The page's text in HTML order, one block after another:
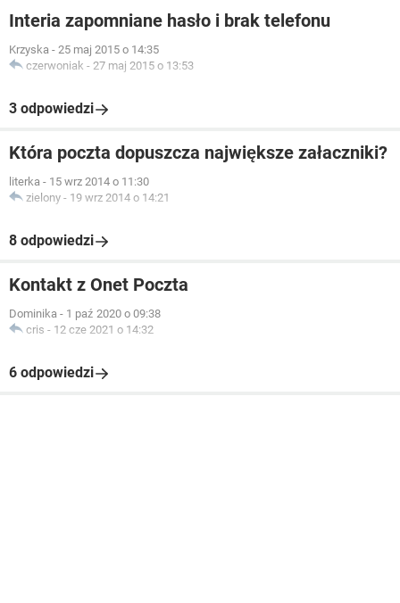
Interia zapomniane hasło i brak telefonu
Krzyska - 25 maj 2015 o 14:35
czerwoniak - 27 maj 2015 o 13:53
3 odpowiedzi
Która poczta dopuszcza największe załaczniki?
literka - 15 wrz 2014 o 11:30
zielony - 19 wrz 2014 o 14:21
8 odpowiedzi
Kontakt z Onet Poczta
Dominika - 1 paź 2020 o 09:38
cris - 12 cze 2021 o 14:32
6 odpowiedzi